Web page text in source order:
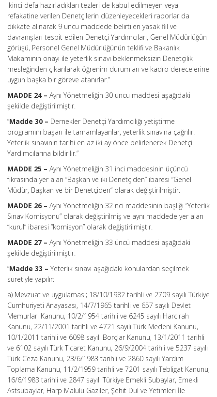
ikinci defa hazırladıkları tezleri de kabul edilmeyen veya
refakatine verilen Denetçilerin düzenleyecekleri raporlar da
dikkate alınarak 9 uncu maddede belirtilen yasak fiil ve
davranışları tespit edilen Denetçi Yardımcıları, Genel Müdürlüğün
görüşü, Personel Genel Müdürlüğünün teklifi ve Bakanlık
Makamının onayı ile yeterlik sınavı beklenmeksizin Denetçilik
mesleğinden çıkarılarak öğrenim durumları ve kadro derecelerine
uygun başka bir göreve atanırlar.”
MADDE 24 – Aynı Yönetmeliğin 30 uncu maddesi aşağıdaki
şekilde değiştirilmiştir.
“Madde 30 – Dernekler Denetçi Yardımcılığı yetiştirme
programını başarı ile tamamlayanlar, yeterlik sınavına çağrılır.
Yeterlik sınavının tarihi en az iki ay önce belirlenerek Denetçi
Yardımcılarına bildirilir.”
MADDE 25 – Aynı Yönetmeliğin 31 inci maddesinin üçüncü
fıkrasında yer alan “Başkan ve iki Denetçiden” ibaresi “Genel
Müdür, Başkan ve bir Denetçiden” olarak değiştirilmiştir.
MADDE 26 – Aynı Yönetmeliğin 32 nci maddesinin başlığı “Yeterlik
Sınav Komisyonu” olarak değiştirilmiş ve aynı maddede yer alan
“kurul” ibaresi “komisyon” olarak değiştirilmiştir.
MADDE 27 – Aynı Yönetmeliğin 33 üncü maddesi aşağıdaki
şekilde değiştirilmiştir.
“Madde 33 – Yeterlik sınavı aşağıdaki konulardan seçilmek
suretiyle yapılır:
a) Mevzuat ve uygulaması; 18/10/1982 tarihli ve 2709 sayılı Türkiye
Cumhuriyeti Anayasası, 14/7/1965 tarihli ve 657 sayılı Devlet
Memurları Kanunu, 10/2/1954 tarihli ve 6245 sayılı Harcırah
Kanunu, 22/11/2001 tarihli ve 4721 sayılı Türk Medeni Kanunu,
10/1/2011 tarihli ve 6098 sayılı Borçlar Kanunu, 13/1/2011 tarihli
ve 6102 sayılı Türk Ticaret Kanunu, 26/9/2004 tarihli ve 5237 sayılı
Türk Ceza Kanunu, 23/6/1983 tarihli ve 2860 sayılı Yardım
Toplama Kanunu, 11/2/1959 tarihli ve 7201 sayılı Tebligat Kanunu,
16/6/1983 tarihli ve 2847 sayılı Türkiye Emekli Subaylar, Emekli
Astsubaylar, Harp Malulü Gaziler, Şehit Dul ve Yetimleri İle